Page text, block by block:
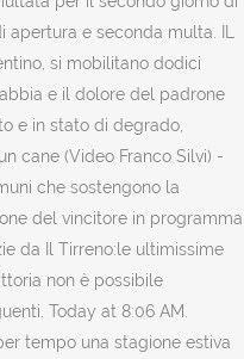
e seconda multa. IL
si mobilitano dodici
e il dolore del padrone
e in stato di degrado,
cane (Video Franco Silvi) -
che sostengono la
del vincitore in programma
da Il Tirreno:le ultimissime
non è possibile
Today at 8:06 AM.
tempo una stagione estiva